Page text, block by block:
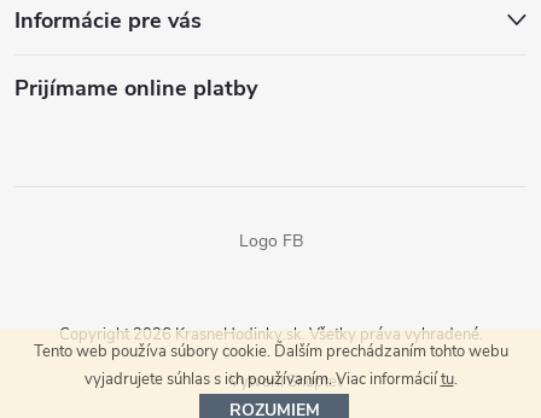
Tento web používa súbory cookie. Ďalším prechádzaním tohto webu
vyjadrujete súhlas s ich používaním. Viac informáciítu.
ROZUMIEM
Informácie pre vás
Prijímame online platby
Logo FB
Vytvoril Shoptet
Copyright 2026 KrasneHodinky.sk. Všetky práva vyhradené.